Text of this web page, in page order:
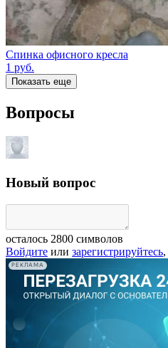
Спинка офисного кресла
1 руб.
Показать еще
Вопросы
Новый вопрос
осталось 2800 символов
Войдите или зарегистрируйтесь
РЕКЛАМА